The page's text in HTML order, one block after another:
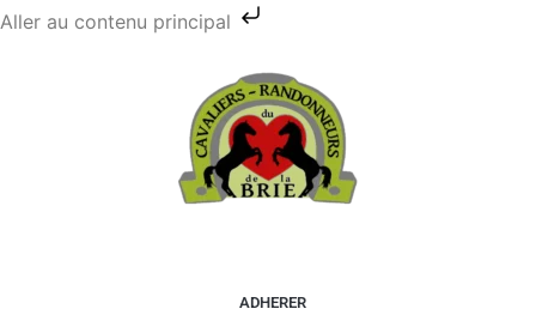
Aller au contenu principal
ADHERER